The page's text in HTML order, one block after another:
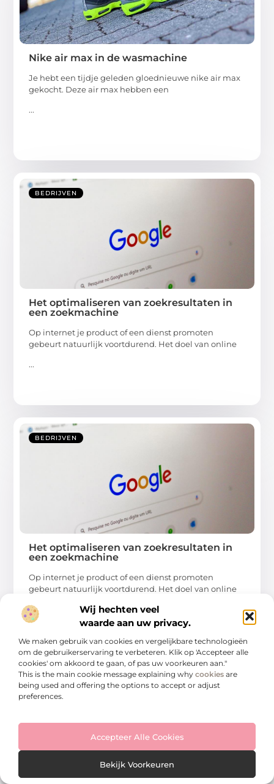
Wij hechten veel
waarde aan uw privacy.
We maken gebruik van cookies en vergelijkbare technologieën
om de gebruikerservaring te verbeteren. Klik op 'Accepteer alle
cookies' om akkoord te gaan, of pas uw voorkeuren aan."
This is the main cookie message explaining why cookies are
being used and offering the options to accept or adjust
preferences.
Accepteer Alle Cookies
Bekijk Voorkeuren
Nike air max in de wasmachine
Je hebt een tijdje geleden gloednieuwe nike air max
gekocht. Deze air max hebben een
...
BEDRIJVEN
Het optimaliseren van zoekresultaten in
een zoekmachine
Op internet je product of een dienst promoten
gebeurt natuurlijk voortdurend. Het doel van online
...
BEDRIJVEN
Het optimaliseren van zoekresultaten in
een zoekmachine
Op internet je product of een dienst promoten
gebeurt natuurlijk voortdurend. Het doel van online
...
BEDRIJVEN